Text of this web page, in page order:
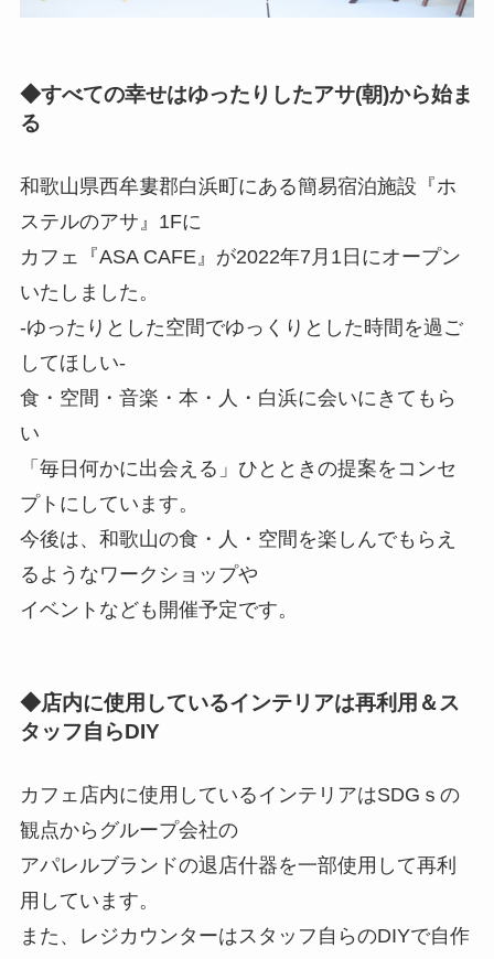
◆すべての幸せはゆったりしたアサ(朝)から始ま
る
和歌山県西牟婁郡白浜町にある簡易宿泊施設『ホ
ステルのアサ』1Fに
カフェ『ASA CAFE』が2022年7月1日にオープン
いたしました。
-ゆったりとした空間でゆっくりとした時間を過ご
してほしい-
食・空間・音楽・本・人・白浜に会いにきてもら
い
「毎日何かに出会える」ひとときの提案をコンセ
プトにしています。
今後は、和歌山の食・人・空間を楽しんでもらえ
るようなワークショップや
イベントなども開催予定です。
◆店内に使用しているインテリアは再利用＆ス
タッフ自らDIY
カフェ店内に使用しているインテリアはSDGｓの
観点からグループ会社の
アパレルブランドの退店什器を一部使用して再利
用しています。
また、レジカウンターはスタッフ自らのDIYで自作